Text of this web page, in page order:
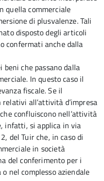
quella commerciale
di plusvalenze. Tali
disposto degli articoli
confermati anche dalla
beni che passano dalla
In questo caso il
fiscale. Se il
all’attività d’impresa
confluiscono nell’attività
infatti, si applica in via
del Tuir che, in caso di
in società
del conferimento per i
nel complesso aziendale